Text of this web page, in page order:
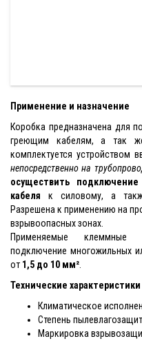
Применение и назначение
Коробка предназначена для
греющим кабелям, а так
комплектуется устройством
непосредственно на
осуществить
кабеля к силовому, а
Разрешена к применению на
взрывоопасных зонах.
Применяемые клеммные
подключение многожильных
от 1,5 до 10 мм²
Технические
Климатическое
Степень
Маркировка